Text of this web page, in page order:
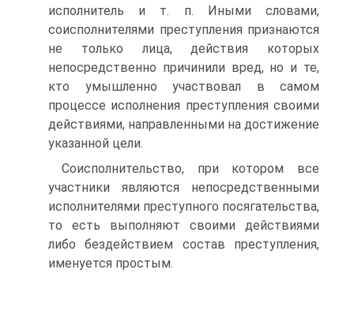
исполнитель и т. п. Иными словами,
соисполнителями преступления признаются
не только лица, действия которых
непосредственно причинили вред, но и те,
кто умышленно участвовал в самом
процессе исполнения преступления своими
действиями, направленными на достижение
указанной цели.
Соисполнительство, при котором все
участники являются непосредственными
исполнителями преступного посягательства,
то есть выполняют своими действиями
либо бездействием состав преступления,
именуется простым.